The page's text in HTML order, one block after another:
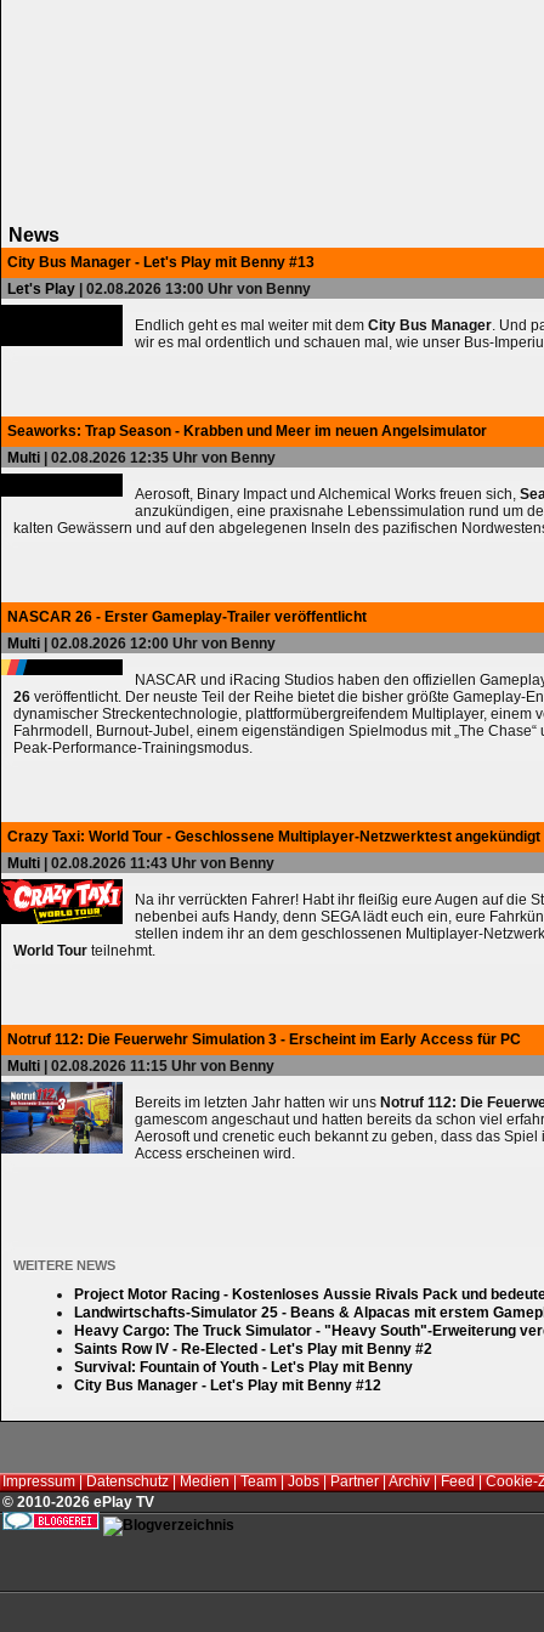
News
City Bus Manager - Let's Play mit Benny #13
Let's Play | 02.08.2026 13:00 Uhr von Benny
Endlich geht es mal weiter mit dem City Bus Manager. Und
wir es mal ordentlich und schauen mal, wie unser Bus-
Seaworks: Trap Season - Krabben und Meer im neuen Angelsimulator
Multi | 02.08.2026 12:35 Uhr von Benny
Aerosoft, Binary Impact und Alchemical Works freuen sich,
anzukündigen, eine praxisnahe Lebenssimulation rund um
kalten Gewässern und auf den abgelegenen Inseln des pazifischen
NASCAR 26 - Erster Gameplay-Trailer veröffentlicht
Multi | 02.08.2026 12:00 Uhr von Benny
NASCAR und iRacing Studios haben den offiziellen
26 veröffentlicht. Der neuste Teil der Reihe bietet die bisher größte Gameplay-
dynamischer Streckentechnologie, plattformübergreifendem Multiplayer, einem
Fahrmodell, Burnout-Jubel, einem eigenständigen Spielmodus mit „The
Peak-Performance-Trainingsmodus.
Crazy Taxi: World Tour - Geschlossene Multiplayer-Netzwerktest angekündigt
Multi | 02.08.2026 11:43 Uhr von Benny
Na ihr verrückten Fahrer! Habt ihr fleißig eure Augen auf die
nebenbei aufs Handy, denn SEGA lädt euch ein, eure
stellen indem ihr an dem geschlossenen Multiplayer-
World Tour teilnehmt.
Notruf 112: Die Feuerwehr Simulation 3 - Erscheint im Early Access für PC
Multi | 02.08.2026 11:15 Uhr von Benny
Bereits im letzten Jahr hatten wir uns Notruf 112: Die
gamescom angeschaut und hatten bereits da schon viel
Aerosoft und crenetic euch bekannt zu geben, dass das Spiel
Access erscheinen wird.
WEITERE NEWS
Project Motor Racing - Kostenloses Aussie Rivals Pack und
Landwirtschafts-Simulator 25 - Beans & Alpacas mit erstem
Heavy Cargo: The Truck Simulator - "Heavy South"-Erweiterung
Saints Row IV - Re-Elected - Let's Play mit Benny #2
Survival: Fountain of Youth - Let's Play mit Benny
City Bus Manager - Let's Play mit Benny #12
Impressum|Datenschutz|Medien|Team|Jobs|Partner|Archiv|Feed|Cookie-
© 2010-2026 ePlay TV